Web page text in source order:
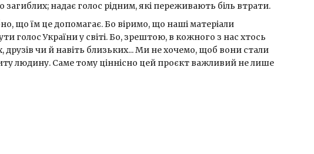
надає голос рідним, які переживають біль втрати.
що їм це допомагає. Бо віримо, що наші матеріали
України у світі. Бо, зрештою, в кожного з нас хтось
чи й навіть близьких... Ми не хочемо, щоб вони стали
людину. Саме тому ціннісно цей проєкт важливий не лише